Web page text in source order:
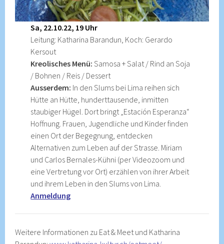
Sa, 22.10.22, 19 Uhr
Leitung: Katharina Barandun, Koch: Gerardo
Kersout
Kreolisches Menü: Samosa + Salat / Rind an Soja
/ Bohnen / Reis / Dessert
Ausserdem: In den Slums bei Lima reihen sich
Hütte an Hütte, hunderttausende, inmitten
staubiger Hügel. Dort bringt „Estación Esperanza“
Hoffnung. Frauen, Jugendliche und Kinder finden
einen Ort der Begegnung, entdecken
Alternativen zum Leben auf der Strasse. Miriam
und Carlos Bernales-Kühni (per Videozoom und
eine Vertretung vor Ort) erzählen von ihrer Arbeit
und ihrem Leben in den Slums von Lima.
Anmeldung
Weitere Informationen zu Eat & Meet und Katharina